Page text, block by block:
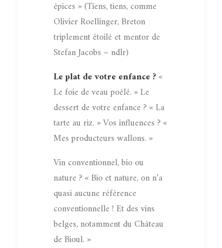
épices » (Tiens, tiens, comme
Olivier Roellinger, Breton
triplement étoilé et mentor de
Stefan Jacobs – ndlr)
Le plat de votre enfance ?«
Le foie de veau poêlé. » Le
dessert de votre enfance ? « La
tarte au riz. » Vos influences ? «
Mes producteurs wallons. »
Vin conventionnel, bio ou
nature ? « Bio et nature, on n’a
quasi aucune référence
conventionnelle ! Et des vins
belges, notamment du Château
de Bioul. »